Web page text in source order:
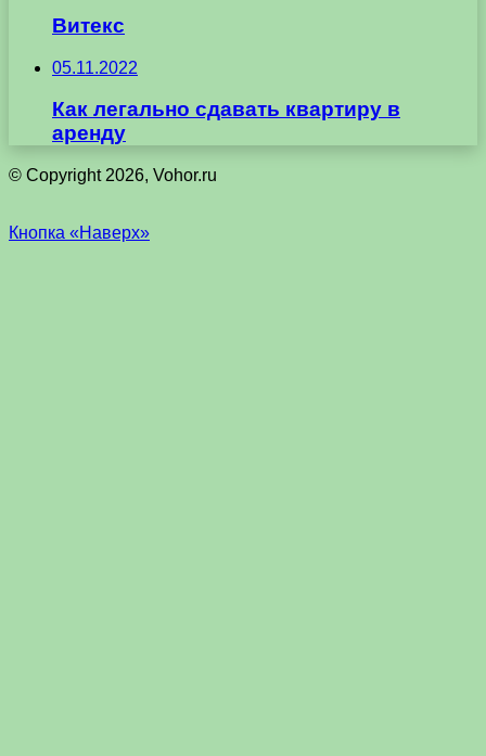
Витекс
05.11.2022
Как легально сдавать квартиру в
аренду
© Copyright 2026, Vohor.ru
Кнопка «Наверх»